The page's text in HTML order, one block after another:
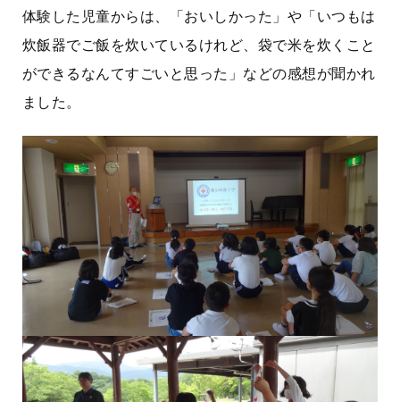
体験した児童からは、「おいしかった」や「いつもは
炊飯器でご飯を炊いているけれど、袋で米を炊くこと
ができるなんてすごいと思った」などの感想が聞かれ
ました。